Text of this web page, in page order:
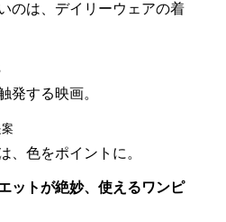
のは、デイリーウェアの着
発する映画。
、色をポイントに。
ットが絶妙、使えるワンピ